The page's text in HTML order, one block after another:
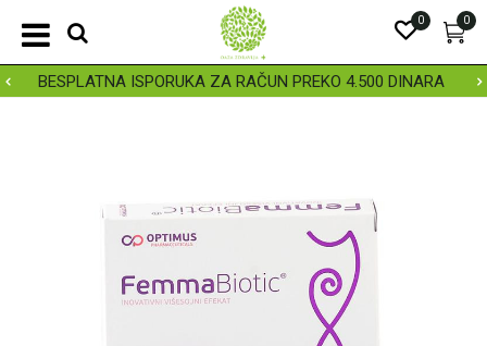
BESPLATNA ISPORUKA ZA RAČUN PREKO 4.500 DINARA
0
0